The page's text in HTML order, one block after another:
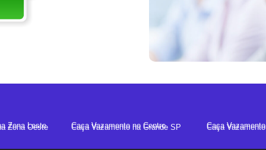
Zona Leste
Zona Oeste Caça Vazamento no Centro
Caça Vazamento na Grande SP Caça
Caça